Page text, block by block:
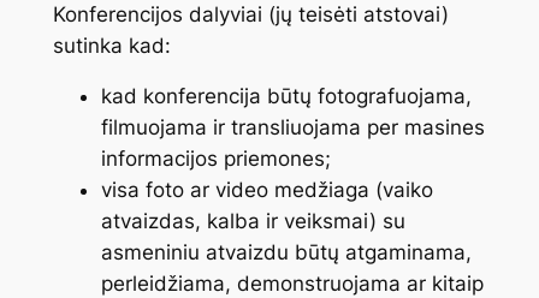
Konferencijos dalyviai (jų teisėti atstovai)
sutinka kad:
kad konferencija būtų fotografuojama,
filmuojama ir transliuojama per masines
informacijos priemones;
visa foto ar video medžiaga (vaiko
atvaizdas, kalba ir veiksmai) su
asmeniniu atvaizdu būtų atgaminama,
perleidžiama, demonstruojama ar kitaip